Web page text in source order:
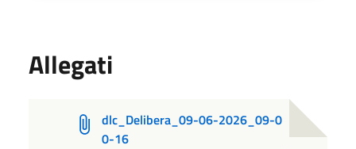
Allegati
dlc_Delibera_09-06-2026_09-0
0-16